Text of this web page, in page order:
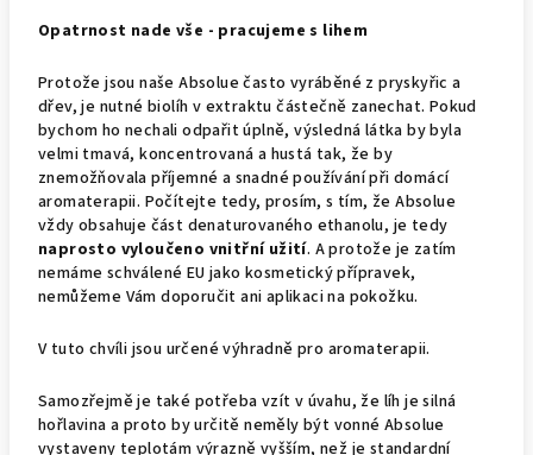
Opatrnost nade vše - pracujeme s lihem
Protože jsou naše Absolue často vyráběné z pryskyřic a
dřev, je nutné biolíh v extraktu částečně zanechat. Pokud
bychom ho nechali odpařit úplně, výsledná látka by byla
velmi tmavá, koncentrovaná a hustá tak, že by
znemožňovala příjemné a snadné používání při domácí
aromaterapii. Počítejte tedy, prosím, s tím, že Absolue
vždy obsahuje část denaturovaného ethanolu, je tedy
naprosto vyloučeno vnitřní užití. A protože je zatím
nemáme schválené EU jako kosmetický přípravek,
nemůžeme Vám doporučit ani aplikaci na pokožku.
V tuto chvíli jsou určené výhradně pro aromaterapii.
Samozřejmě je také potřeba vzít v úvahu, že líh je silná
hořlavina a proto by určitě neměly být vonné Absolue
vystaveny teplotám výrazně vyšším, než je standardní